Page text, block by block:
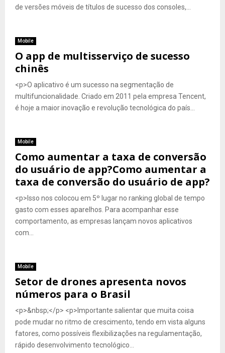
de versões móveis de títulos de sucesso dos consoles,...
Mobile
O app de multisserviço de sucesso
chinês
<p>O aplicativo é um sucesso na segmentação de
multifuncionalidade. Criado em 2011 pela empresa Tencent,
é hoje a maior inovação e revolução tecnológica do país...
Mobile
Como aumentar a taxa de conversão
do usuário de app?Como aumentar a
taxa de conversão do usuário de app?
<p>Isso nos colocou em 5º lugar no ranking global de tempo
gasto com esses aparelhos. Para acompanhar esse
comportamento, as empresas lançam novos aplicativos
com...
Mobile
Setor de drones apresenta novos
números para o Brasil
<p>&nbsp;</p> <p>Importante salientar que muita coisa
pode mudar no ritmo de crescimento, tendo em vista alguns
fatores, como possíveis flexibilizações na regulamentação,
rápido desenvolvimento tecnológico...